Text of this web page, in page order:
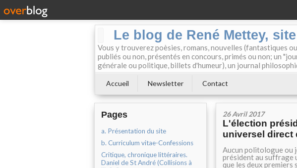
Le blog de René Mettey,
Vous y trouverez poèsies, romans, nouvelles (fantastiques
publiés ou non, présentés en concours, primés ou non; un
générale ou politique, billets d'humeur), un journal
Accueil Newsletter Contact
Pages
a. Présentation du site
b. Curriculum vitae-Confessions
Critique, chronique littéraires.
Daniel de St André (Collisions à
26 Avril 2017
L'élection
universel direct
Aucun politologue ou
président au suffrage
que les deux premiers